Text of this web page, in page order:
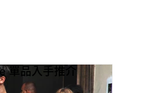
單品入手推介